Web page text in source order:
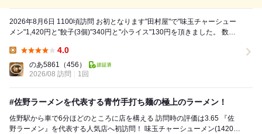
2026年8月6日 1100頃訪問 お初となります"田村屋"で"味玉チャーシュー
メン"1,420円と"餃子(3個)"340円と"小ライス"130円を頂きました。 数あ
4.0
のあ5861 （456）
2026/08 訪問
1回
#佐野ラーメンを代表する青竹手打ち麺の極上のラーメン！
佐野駅から車で6分ほどのところに店を構える 訪問時の評価は3.65 『佐
野ラーメン』を代表する人気店へ初訪問！ 味玉チャーシューメン(1420